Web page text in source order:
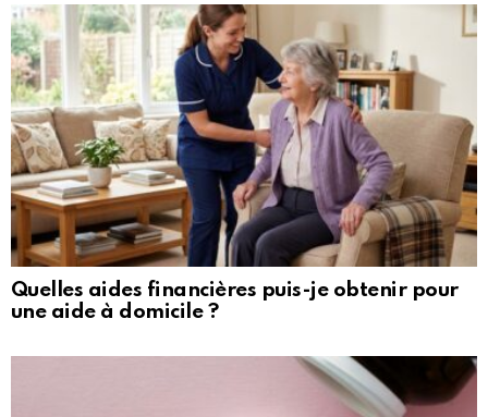
Quelles aides financières puis-je obtenir pour
une aide à domicile ?